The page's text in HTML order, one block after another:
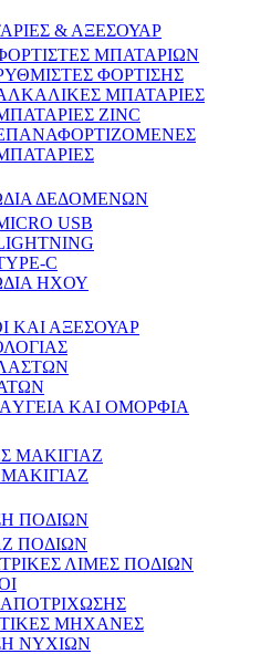
& ΑΞΕΣΟΥΑΡ
ΜΠΑΤΑΡΙΩΝ
ΦΟΡΤΙΣΗΣ
ΜΠΑΤΑΡΙΕΣ
ZINC
ΔΕΔΟΜΕΝΩΝ
USB
C
ΗΧΟΥ
ΚΑΙ ΑΞΕΣΟΥΑΡ
ΥΓΕΙΑ ΚΑΙ ΟΜΟΡΦΙΑ
ΜΑΚΙΓΙΑΖ
ΠΟΔΙΩΝ
ΠΟΔΙΩΝ
ΛΙΜΕΣ ΠΟΔΙΩΝ
ΜΗΧΑΝΕΣ
ΝΥΧΙΩΝ